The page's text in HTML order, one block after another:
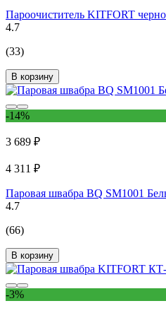
Пароочиститель KITFORT
4.7
(33)
В корзину
-14%
3 689 ₽
4 311 ₽
Паровая швабра BQ SM1001
4.7
(66)
В корзину
-3%